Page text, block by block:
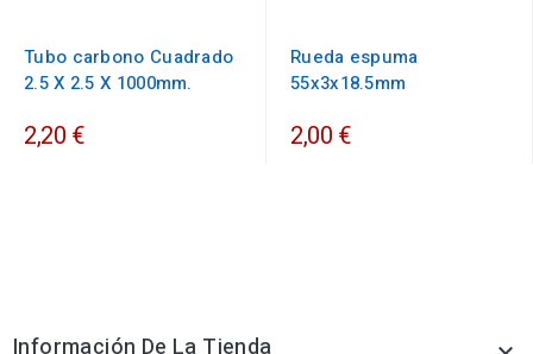
Tubo carbono Cuadrado
2.5 X 2.5 X 1000mm.
2,20 €
Rueda espuma
55x3x18.5mm
2,00 €
Información De La Tienda